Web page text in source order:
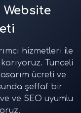
Website
hizmetleri ile
Tunceli
ücreti ve
şeffaf bir
ve SEO uyumlu